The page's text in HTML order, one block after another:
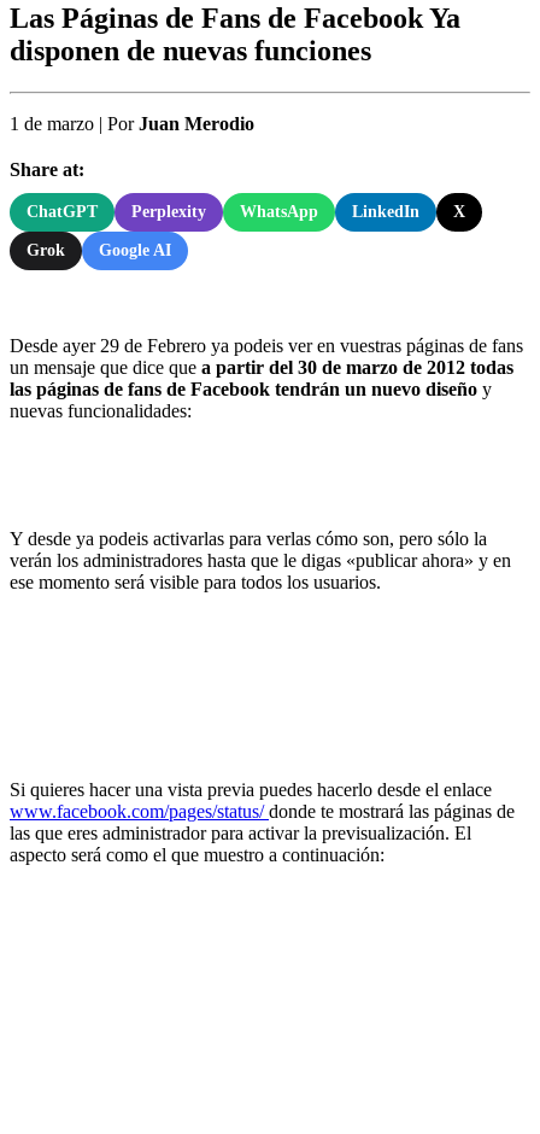
Las Páginas de Fans de Facebook Ya
disponen de nuevas funciones
1 de marzo | PorJuan Merodio
Share at:
ChatGPT Perplexity WhatsApp LinkedIn X
Grok Google AI
Desde ayer 29 de Febrero ya podeis ver en vuestras páginas de fans
un mensaje que dice que a partir del 30 de marzo de 2012 todas
las páginas de fans de Facebook tendrán un nuevo diseño y
nuevas funcionalidades:
Y desde ya podeis activarlas para verlas cómo son, pero sólo la
verán los administradores hasta que le digas «publicar ahora» y en
ese momento será visible para todos los usuarios.
Si quieres hacer una vista previa puedes hacerlo desde el enlace
www.facebook.com/pages/status/donde te mostrará las páginas de
las que eres administrador para activar la previsualización. El
aspecto será como el que muestro a continuación: